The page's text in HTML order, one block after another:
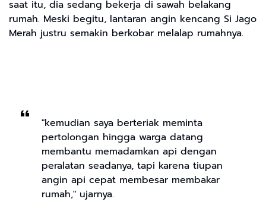
saat itu, dia sedang bekerja di sawah belakang
rumah. Meski begitu, lantaran angin kencang Si Jago
Merah justru semakin berkobar melalap rumahnya.
"kemudian saya berteriak meminta
pertolongan hingga warga datang
membantu memadamkan api dengan
peralatan seadanya, tapi karena tiupan
angin api cepat membesar membakar
rumah," ujarnya.